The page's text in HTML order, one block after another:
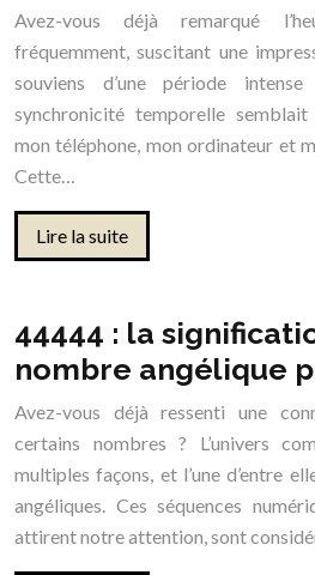
Avez-vous déjà remarqué
fréquemment, suscitant une
souviens d’une période
synchronicité temporelle
mon téléphone, mon ordinateur et
Cette…
Lire la suite
44444 : la
nombre angélique
Avez-vous déjà ressenti une
certains nombres ? L’univers
multiples façons, et l’une d’entre
angéliques. Ces séquences
attirent notre attention, sont